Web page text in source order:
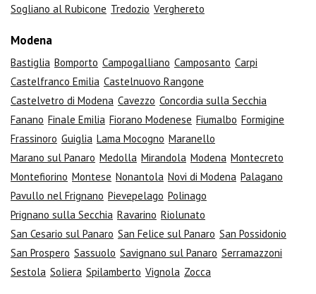
Sogliano al Rubicone Tredozio Verghereto
Modena
Bastiglia Bomporto Campogalliano Camposanto Carpi
Castelfranco Emilia Castelnuovo Rangone
Castelvetro di Modena Cavezzo Concordia sulla Secchia
Fanano Finale Emilia Fiorano Modenese Fiumalbo Formigine
Frassinoro Guiglia Lama Mocogno Maranello
Marano sul Panaro Medolla Mirandola Modena Montecreto
Montefiorino Montese Nonantola Novi di Modena Palagano
Pavullo nel Frignano Pievepelago Polinago
Prignano sulla Secchia Ravarino Riolunato
San Cesario sul Panaro San Felice sul Panaro San Possidonio
San Prospero Sassuolo Savignano sul Panaro Serramazzoni
Sestola Soliera Spilamberto Vignola Zocca